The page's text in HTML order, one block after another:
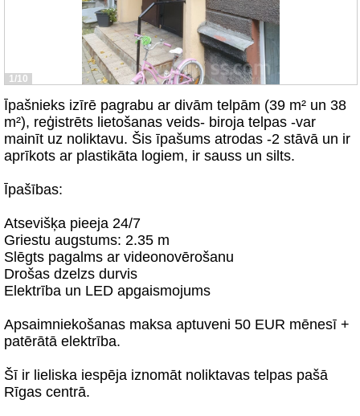
1/10
Īpašnieks izīrē pagrabu ar divām telpām (39 m² un 38
m²), reģistrēts lietošanas veids- biroja telpas -var
mainīt uz noliktavu. Šis īpašums atrodas -2 stāvā un ir
aprīkots ar plastikāta logiem, ir sauss un silts.
Īpašības:
Atsevišķa pieeja 24/7
Griestu augstums: 2.35 m
Slēgts pagalms ar videonovērošanu
Drošas dzelzs durvis
Elektrība un LED apgaismojums
Apsaimniekošanas maksa aptuveni 50 EUR mēnesī +
patērātā elektrība.
Šī ir lieliska iespēja iznomāt noliktavas telpas pašā
Rīgas centrā.